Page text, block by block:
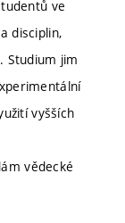
ve
disciplin,
Studium jim
vyšších
vědecké